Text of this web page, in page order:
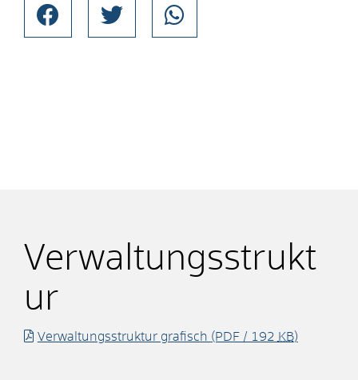
Verwaltungsstrukt
ur
Verwaltungsstruktur grafisch (PDF / 192 KB)